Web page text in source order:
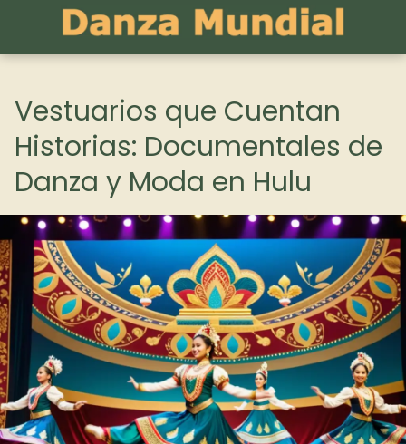
Vestuarios que Cuentan
Historias: Documentales de
Danza y Moda en Hulu